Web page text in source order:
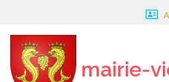
mairie-
Panneau de gestion des cookies